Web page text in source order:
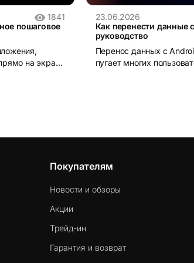
1841
пошаговое
на экран
23.06.2026
Как перенести данные
руководство
Перенос данных с
пугает многих
Покупателям
Новости и обзоры
Акции
Трейд-ин
Гарантия и возврат